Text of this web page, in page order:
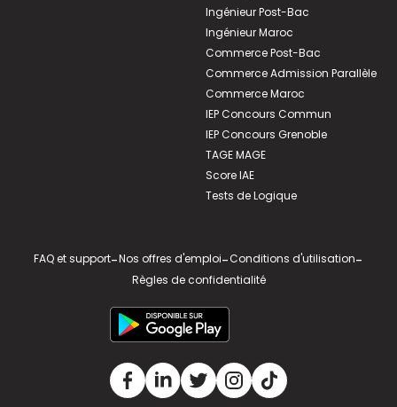
Ingénieur Post-Bac
Ingénieur Maroc
Commerce Post-Bac
Commerce Admission Parallèle
Commerce Maroc
IEP Concours Commun
IEP Concours Grenoble
TAGE MAGE
Score IAE
Tests de Logique
FAQ et support-Nos offres d'emploi-Conditions d'utilisation-
Règles de confidentialité